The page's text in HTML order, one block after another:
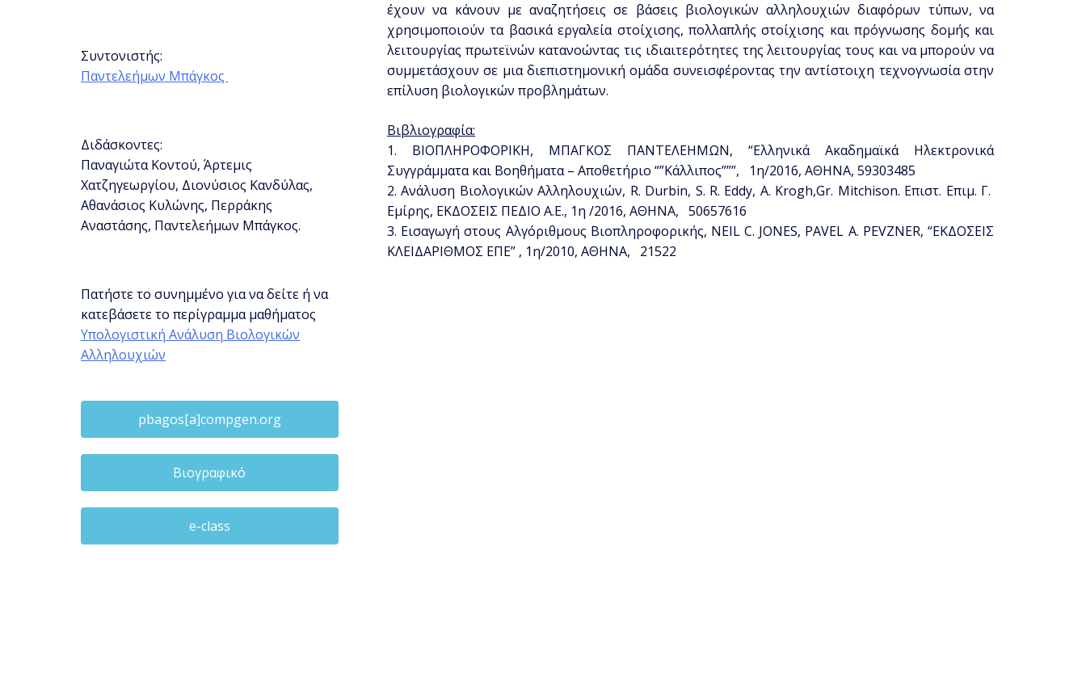
Συντονιστής:
Παντελεήμων Μπάγκος
Διδάσκοντες:
Παναγιώτα Κοντού, Άρτεμις
Χατζηγεωργίου, Διονύσιος Κανδύλας,
Αθανάσιος Κυλώνης, Περράκης
Αναστάσης, Παντελεήμων Μπάγκος.
Πατήστε το συνημμένο για να δείτε ή να
κατεβάσετε το περίγραμμα μαθήματος
Υπολογιστική Ανάλυση Βιολογικών
Αλληλουχιών
pbagos[a]compgen.org
Βιογραφικό
e-class
έχουν να κάνουν με αναζητήσεις σε βάσεις βιολογικών αλληλουχιών διαφόρων τύπων, να
χρησιμοποιούν τα βασικά εργαλεία στοίχισης, πολλαπλής στοίχισης και πρόγνωσης δομής και
λειτουργίας πρωτεϊνών κατανοώντας τις ιδιαιτερότητες της λειτουργίας τους και να μπορούν να
συμμετάσχουν σε μια διεπιστημονική ομάδα συνεισφέροντας την αντίστοιχη τεχνογνωσία στην
επίλυση βιολογικών προβλημάτων.
Βιβλιογραφία:
1. ΒΙΟΠΛΗΡΟΦΟΡΙΚΗ, ΜΠΑΓΚΟΣ ΠΑΝΤΕΛΕΗΜΩΝ, “Ελληνικά Ακαδημαϊκά Ηλεκτρονικά
Συγγράμματα και Βοηθήματα – Αποθετήριο “”Κάλλιπος”””, 1η/2016, ΑΘΗΝΑ, 59303485
2. Ανάλυση Βιολογικών Αλληλουχιών, R. Durbin, S. R. Eddy, A. Krogh,Gr. Mitchison. Επιστ. Επιμ. Γ.
Εμίρης, ΕΚΔΟΣΕΙΣ ΠΕΔΙΟ Α.Ε., 1η /2016, ΑΘΗΝΑ, 50657616
3. Εισαγωγή στους Αλγόριθμους Βιοπληροφορικής, NEIL C. JONES, PAVEL A. PEVZNER, “ΕΚΔΟΣΕΙΣ
ΚΛΕΙΔΑΡΙΘΜΟΣ ΕΠΕ” , 1η/2010, ΑΘΗΝΑ, 21522